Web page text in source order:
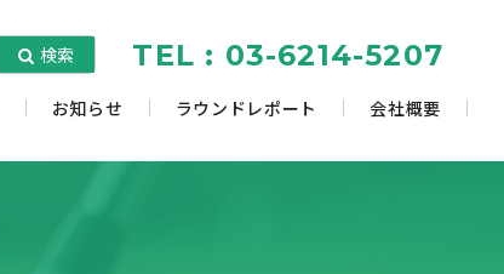
検索 TEL : 03-6214-5207
お知らせ ラウンドレポート 会社概要